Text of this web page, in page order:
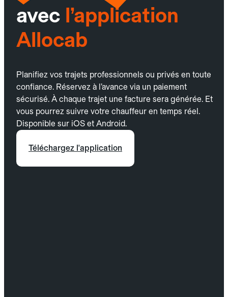
avec l’application
Allocab
Planifiez vos trajets professionnels ou privés en toute
confiance. Réservez à l’avance via un paiement
sécurisé. À chaque trajet une facture sera générée. Et
vous pourrez suivre votre chauffeur en temps réel.
Disponible sur iOS et Android.
Téléchargez l'application